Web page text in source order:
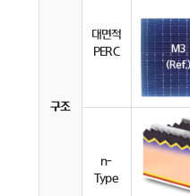
구조
대면적
PERC
n-
Type